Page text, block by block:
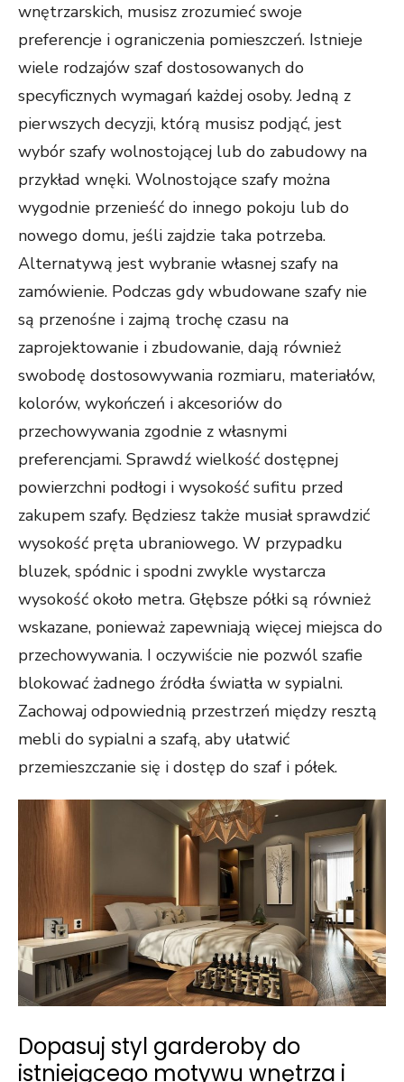
wnętrzarskich, musisz zrozumieć swoje
preferencje i ograniczenia pomieszczeń. Istnieje
wiele rodzajów szaf dostosowanych do
specyficznych wymagań każdej osoby. Jedną z
pierwszych decyzji, którą musisz podjąć, jest
wybór szafy wolnostojącej lub do zabudowy na
przykład wnęki. Wolnostojące szafy można
wygodnie przenieść do innego pokoju lub do
nowego domu, jeśli zajdzie taka potrzeba.
Alternatywą jest wybranie własnej szafy na
zamówienie. Podczas gdy wbudowane szafy nie
są przenośne i zajmą trochę czasu na
zaprojektowanie i zbudowanie, dają również
swobodę dostosowywania rozmiaru, materiałów,
kolorów, wykończeń i akcesoriów do
przechowywania zgodnie z własnymi
preferencjami. Sprawdź wielkość dostępnej
powierzchni podłogi i wysokość sufitu przed
zakupem szafy. Będziesz także musiał sprawdzić
wysokość pręta ubraniowego. W przypadku
bluzek, spódnic i spodni zwykle wystarcza
wysokość około metra. Głębsze półki są również
wskazane, ponieważ zapewniają więcej miejsca do
przechowywania. I oczywiście nie pozwól szafie
blokować żadnego źródła światła w sypialni.
Zachowaj odpowiednią przestrzeń między resztą
mebli do sypialni a szafą, aby ułatwić
przemieszczanie się i dostęp do szaf i półek.
Dopasuj styl garderoby do
istniejącego motywu wnętrza i